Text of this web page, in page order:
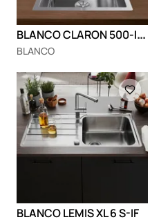
B
LANCO CLARON 500-IF/A
BLANCO
Loading
BLANCO LEMIS XL 6 S-IF